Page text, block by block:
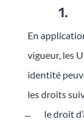
1.
En
vigueur, les
identité
les droits
le droit